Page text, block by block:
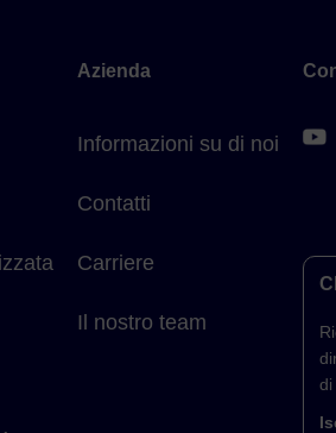
Azienda
Informazioni su di noi
Contatti
Carriere
Il nostro team
di